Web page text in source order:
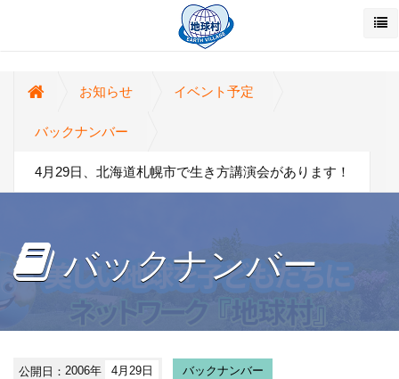
お知らせ イベント予定
バックナンバー
4月29日、北海道札幌市で生き方講演会があります！
バックナンバー
公開日：2006年 4月29日 バックナンバー